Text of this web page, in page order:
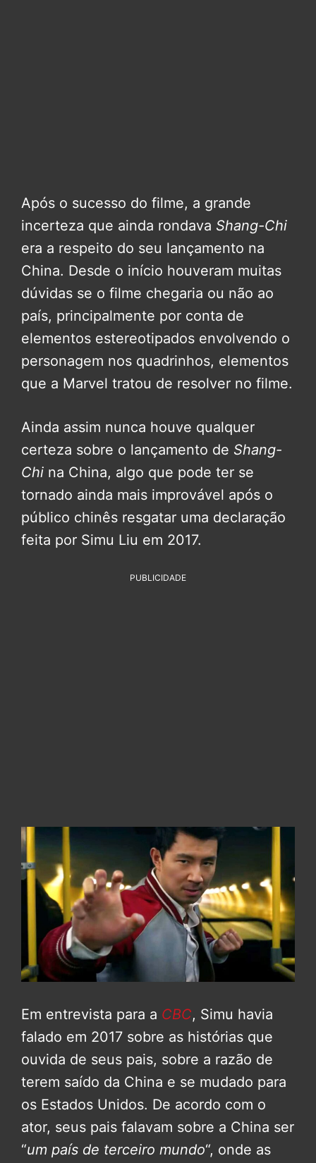
Após o sucesso do filme, a grande
incerteza que ainda rondava Shang-Chi
era a respeito do seu lançamento na
China. Desde o início houveram muitas
dúvidas se o filme chegaria ou não ao
país, principalmente por conta de
elementos estereotipados envolvendo o
personagem nos quadrinhos, elementos
que a Marvel tratou de resolver no filme.
Ainda assim nunca houve qualquer
certeza sobre o lançamento de Shang-
Chi na China, algo que pode ter se
tornado ainda mais improvável após o
público chinês resgatar uma declaração
feita por Simu Liu em 2017.
PUBLICIDADE
Em entrevista para a CBC, Simu havia
falado em 2017 sobre as histórias que
ouvida de seus pais, sobre a razão de
terem saído da China e se mudado para
os Estados Unidos. De acordo com o
ator, seus pais falavam sobre a China ser
“um país de terceiro mundo“, onde as